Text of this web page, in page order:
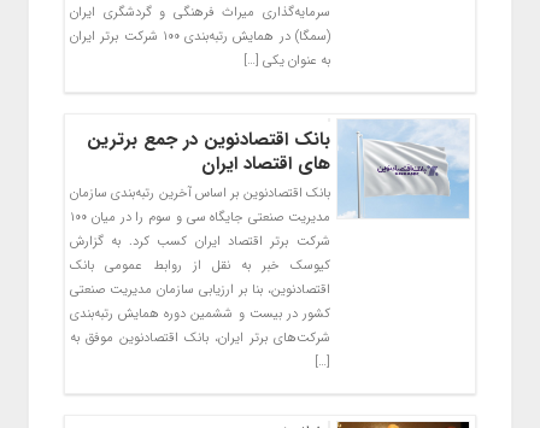
سرمایه‌گذاری میراث فرهنگی و گردشگری ایران
(سمگا) در همایش رتبه‌بندی ۱۰۰ شرکت برتر ایران
به عنوان یکی […]
بانک اقتصادنوین در جمع برترین
های اقتصاد ایران
بانک اقتصادنوین بر اساس آخرین رتبه‌بندی سازمان
مدیریت صنعتی جایگاه سی و سوم را در میان ۱۰۰
شرکت برتر اقتصاد ایران کسب کرد. به گزارش
کیوسک خبر به نقل از روابط عمومی بانک
اقتصادنوین، بنا بر ارزیابی سازمان مدیریت صنعتی
کشور در بیست و ششمین دوره همایش رتبه‌بندی
شرکت‌های برتر ایران، بانک اقتصادنوین موفق به
[…]